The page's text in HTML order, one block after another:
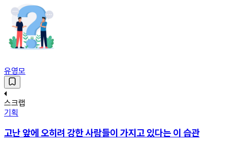
유영모
스크랩
기획
고난 앞에 오히려 강한 사람들이 가지고 있다는 이 습관